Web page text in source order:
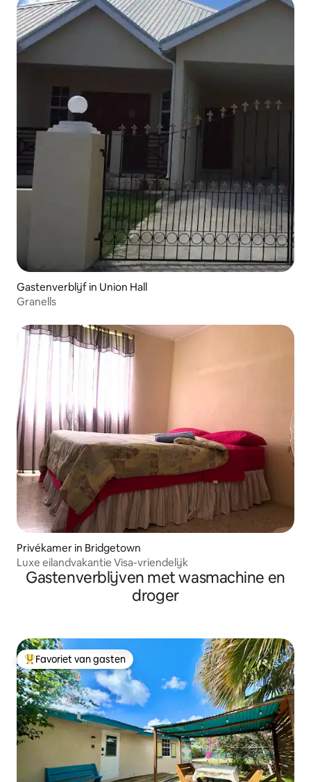
Gastenverblijf in Union Hall
Granells
Privékamer in Bridgetown
Luxe eilandvakantie Visa-vriendelijk
Gastenverblijven met wasmachine en
droger
Topfavoriet van gasten
Favoriet van gasten